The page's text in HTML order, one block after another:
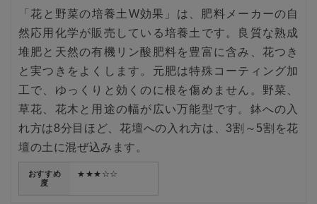
「花と野菜の培養土W効果」は、肥料メーカーの自
然応用化学が販売している培養土です。良質な熟成
堆肥と天然の有機リン酸肥料を豊富に含み、花つき
と実つきをよくします。元肥は特殊コーティング加
工で、ゆっくりと効くのに根を傷めません。野菜、
草花、花木と用途の幅が広い万能型です。鉢への入
れ方は8分目ほど、花壇への入れ方は、3割～5割を花
壇の土に混ぜ込みます。
おすすめ
度
★★★☆☆